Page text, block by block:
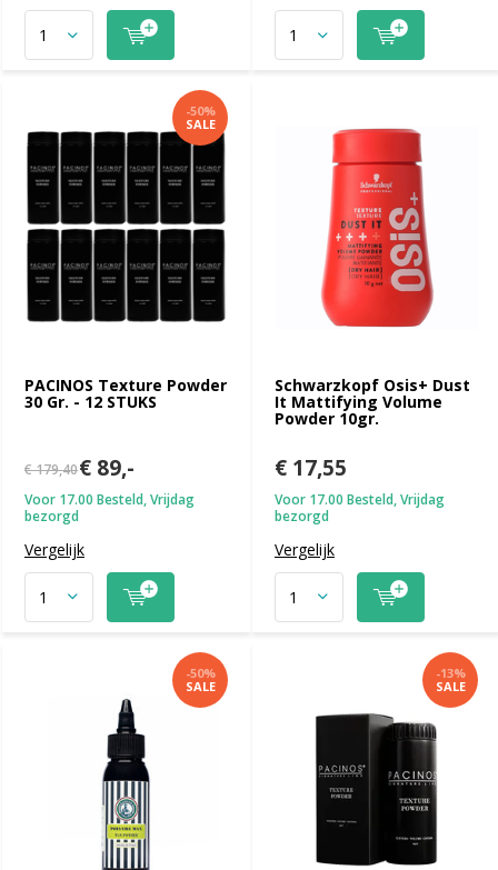
PACINOS Texture Powder
30 Gr. - 12 STUKS
-50%
SALE
€ 179,40€ 89,-
Voor 17.00 Besteld, Vrijdag
bezorgd
Vergelijk
Schwarzkopf Osis+ Dust
It Mattifying Volume
Powder 10gr.
€ 17,55
Voor 17.00 Besteld, Vrijdag
bezorgd
Vergelijk
-50%
SALE
-13%
SALE